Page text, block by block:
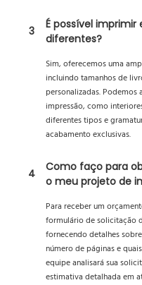
3
É possível
diferentes?
Sim, oferecemos uma
incluindo tamanhos de
personalizadas. Podemos
impressão, como
diferentes tipos e
acabamento exclusivas.
4
Como faço para
o meu projeto de
Para receber um
formulário de solicitação
fornecendo detalhes
número de páginas e
equipe analisará sua
estimativa detalhada em